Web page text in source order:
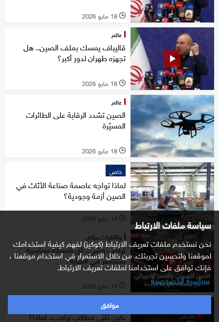
سياسة ملفات الارتباط
نحن نستخدم ملفات تعريف الارتباط (كوكيز) لفهم كيفية استخدامك
لموقعنا ولتحسين تجربتك. من خلال الاستمرار في استخدام موقعنا ،
فإنك توافق على استخدامنا لملفات تعريف الارتباط.
سياسية الخصوصية
موافق
l 18 مايو 2026
عالم
قاليباف يمسك بملف الصين.. هل
تجهزه طهران لدور أكبر؟
l 18 مايو 2026
عالم
الصين تشدد الرقابة على الطائرات
المسيّرة
l 18 مايو 2026
خاص
لماذا تواجه عاصمة صناعة الأثاث في
الصين أزمة وجودية؟
l 18 مايو 2026
وثائقيات سكاي
ترامب وشي.. أي فلسفة سياسية
ستنتصر في النهاية؟
l 18 مايو 2026
ستوديوone مع فضيلة
بكين تلبّي مطالب ترامب.. لماذا؟